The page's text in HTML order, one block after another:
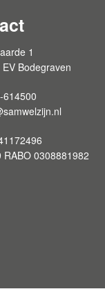
1
Bodegraven
614500
RABO 0308881982